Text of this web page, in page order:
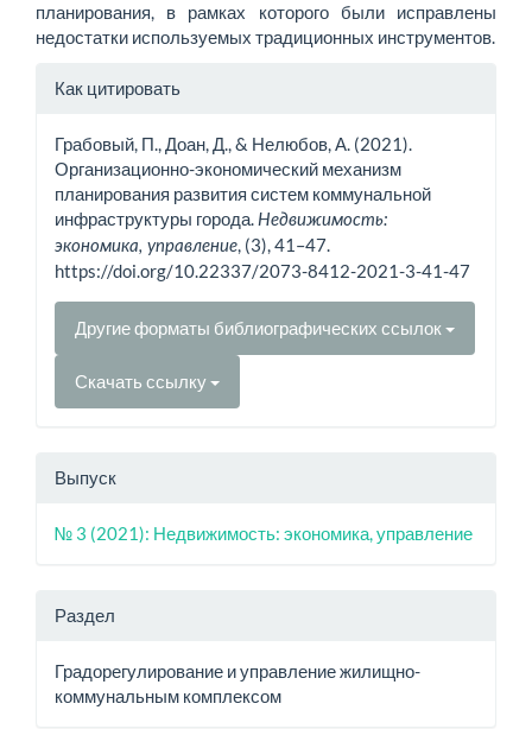
планирования, в рамках которого были исправлены
недостатки используемых традиционных инструментов.
Информация
Как цитировать
Грабовый, П., Доан, Д., & Нелюбов, А. (2021).
Организационно-экономический механизм
планирования развития систем коммунальной
инфраструктуры города. Недвижимость:
экономика, управление, (3), 41–47.
https://doi.org/10.22337/2073-8412-2021-3-41-47
Другие форматы библиографических ссылок
Скачать ссылку
Выпуск
№ 3 (2021): Недвижимость: экономика, управление
Раздел
Градорегулирование и управление жилищно-
коммунальным комплексом